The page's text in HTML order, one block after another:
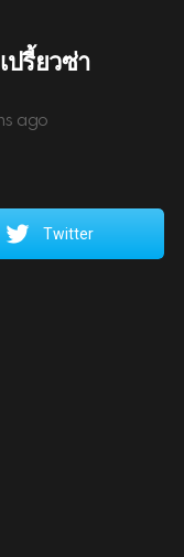
ปรี้ยวซ่า
ago
Twitter